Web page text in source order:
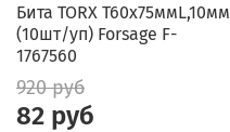
Бита TORX T60х75ммL,10мм
(10шт/уп) Forsage F-
1767560
920 руб
82 руб